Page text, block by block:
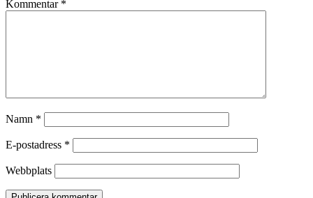
Kommentar *
Namn *
E-postadress *
Webbplats